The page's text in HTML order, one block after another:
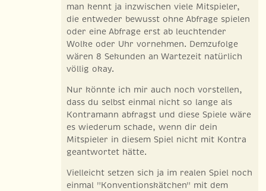
man kennt ja inzwischen viele Mitspieler,
die entweder bewusst ohne Abfrage spielen
oder eine Abfrage erst ab leuchtender
Wolke oder Uhr vornehmen. Demzufolge
wären 8 Sekunden an Wartezeit natürlich
völlig okay.
Nur könnte ich mir auch noch vorstellen,
dass du selbst einmal nicht so lange als
Kontramann abfragst und diese Spiele wäre
es wiederum schade, wenn dir dein
Mitspieler in diesem Spiel nicht mit Kontra
geantwortet hätte.
Vielleicht setzen sich ja im realen Spiel noch
einmal "Konventionskätchen" mit dem